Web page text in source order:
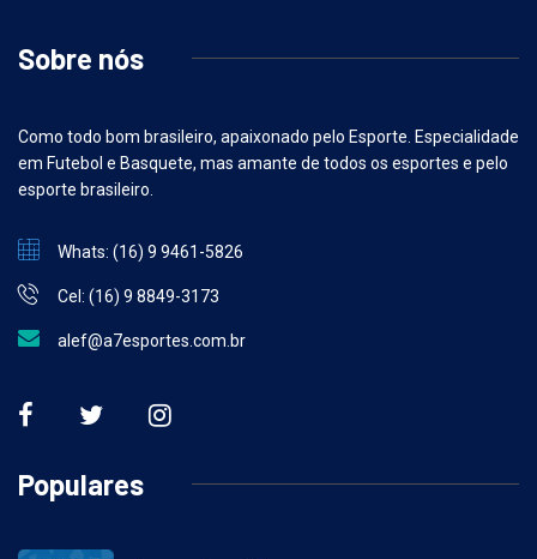
Sobre nós
Como todo bom brasileiro, apaixonado pelo Esporte. Especialidade
em Futebol e Basquete, mas amante de todos os esportes e pelo
esporte brasileiro.
Whats: (16) 9 9461-5826
Cel: (16) 9 8849-3173
alef@a7esportes.com.br
Populares